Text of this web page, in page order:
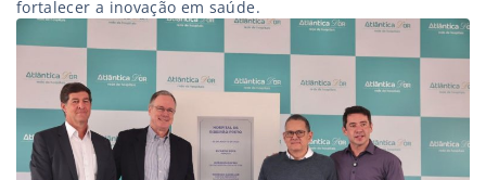
fortalecer a inovação em saúde.